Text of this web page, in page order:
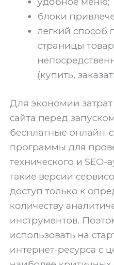
блоки
легкий способ
страницы
(купить,
Для экономии
сайта перед
бесплатные онлайн-
программы для
технического и
такие версии
доступ только к
количеству
инструментов.
использовать на
интернет-ресурса с